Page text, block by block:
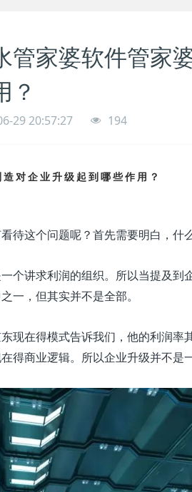
管家婆软件管家
？
29 20:57:27 194
造对企业升级起到哪些作用？
待这个问题呢？首先需要明白，什
个讲求利润的组织。所以当提及到
一，但其实并不是全部。
东现在得模式告诉我们，他的利润
得商业逻辑。所以企业升级并不是